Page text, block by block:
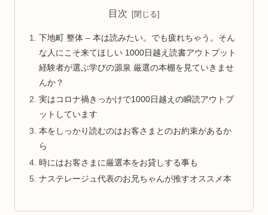
目次
下地町 整体 – 本は読みたい。でも疲れちゃう。そん
な人にこそ来てほしい 1000日越え読書アウトプット
経験者が選ぶ学びの源泉 厳選の本棚を見ていきませ
んか？
実はコロナ禍きっかけで1000日越えの瞬読アウトプ
ットしています
本をしっかり読むのはお客さまとのお約束があるか
ら
時にはお客さまに厳選本をお貸しする事も
ナステレージュ代表のお兄ちゃんが推すオススメ本